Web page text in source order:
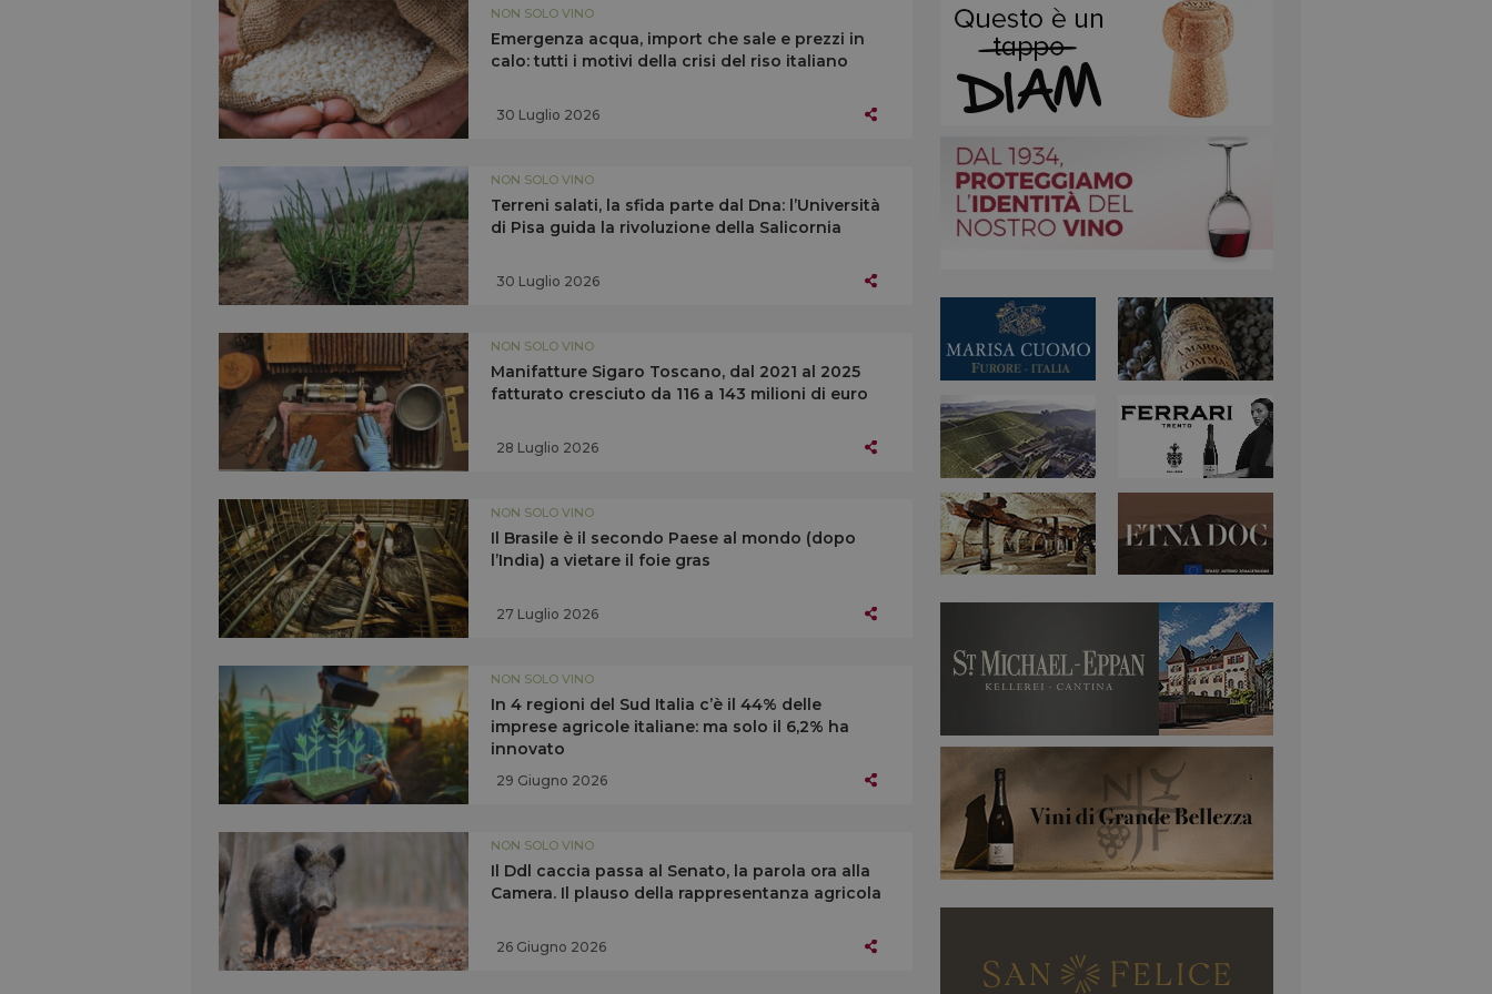
NON SOLO VINO
Emergenza acqua, import che sale e prezzi in
calo: tutti i motivi della crisi del riso italiano
30 Luglio 2026
NON SOLO VINO
Terreni salati, la sfida parte dal Dna: l’Università
di Pisa guida la rivoluzione della Salicornia
30 Luglio 2026
NON SOLO VINO
Manifatture Sigaro Toscano, dal 2021 al 2025
fatturato cresciuto da 116 a 143 milioni di euro
28 Luglio 2026
NON SOLO VINO
Il Brasile è il secondo Paese al mondo (dopo
l’India) a vietare il foie gras
27 Luglio 2026
NON SOLO VINO
In 4 regioni del Sud Italia c’è il 44% delle
imprese agricole italiane: ma solo il 6,2% ha
innovato
29 Giugno 2026
NON SOLO VINO
Il Ddl caccia passa al Senato, la parola ora alla
Camera. Il plauso della rappresentanza agricola
26 Giugno 2026